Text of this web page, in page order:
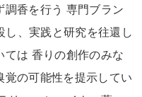
調香を行う 専門ブラン
し、実践と研究を往還し
ては 香りの創作のみな
覚の可能性を提示してい